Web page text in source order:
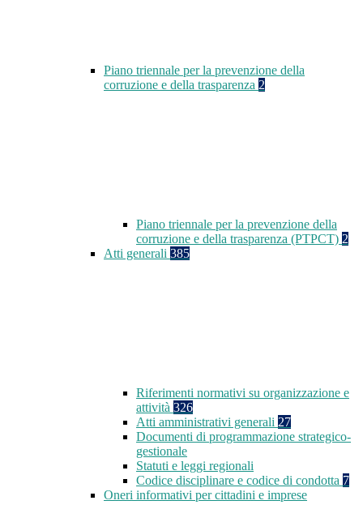
Piano triennale per la prevenzione della
corruzione e della trasparenza 2
Piano triennale per la prevenzione della
corruzione e della trasparenza (PTPCT) 2
Atti generali 385
Riferimenti normativi su organizzazione e
attività 326
Atti amministrativi generali 27
Documenti di programmazione strategico-
gestionale
Statuti e leggi regionali
Codice disciplinare e codice di condotta 7
Oneri informativi per cittadini e imprese